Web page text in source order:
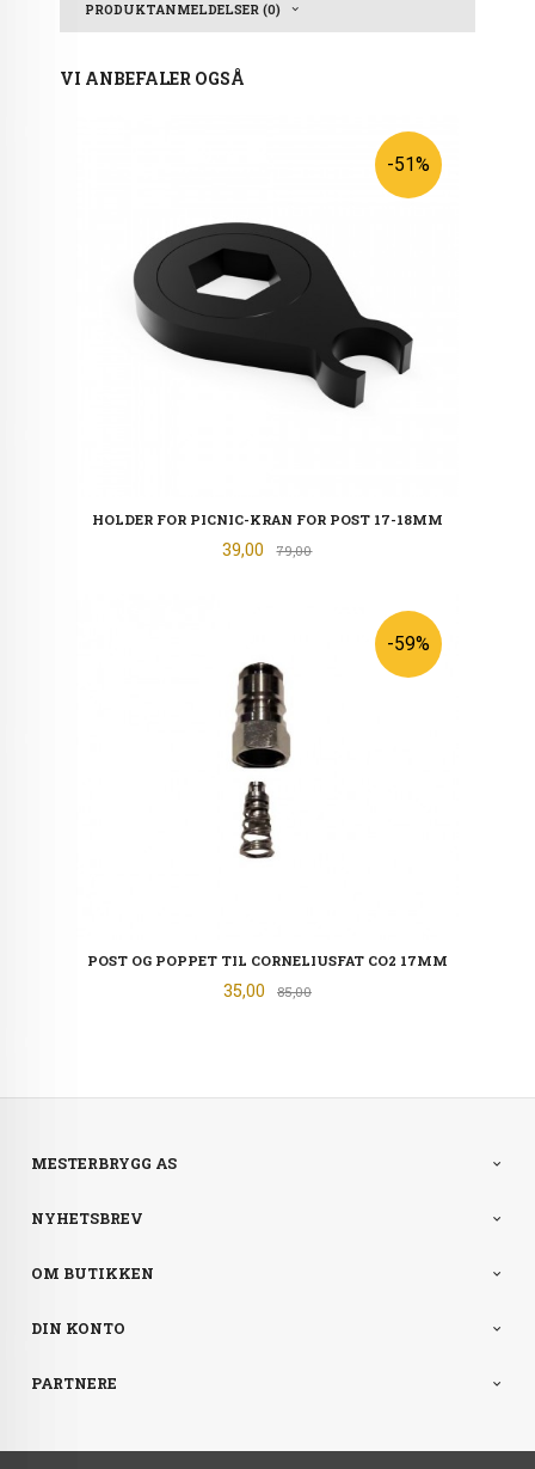
PRODUKTANMELDELSER (0)
VI ANBEFALER OGSÅ
HOLDER FOR PICNIC-KRAN FOR POST 17-18MM
Tilbud
39,00 79,00Rabatt
-51%
POST OG POPPET TIL CORNELIUSFAT CO2 17MM
Tilbud
35,00 85,00Rabatt
-59%
MESTERBRYGG AS
NYHETSBREV
OM BUTIKKEN
DIN KONTO
PARTNERE